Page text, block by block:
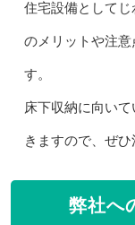
住宅設備として
のメリットや注
す。
床下収納に向い
きますので、ぜ
弊社へ